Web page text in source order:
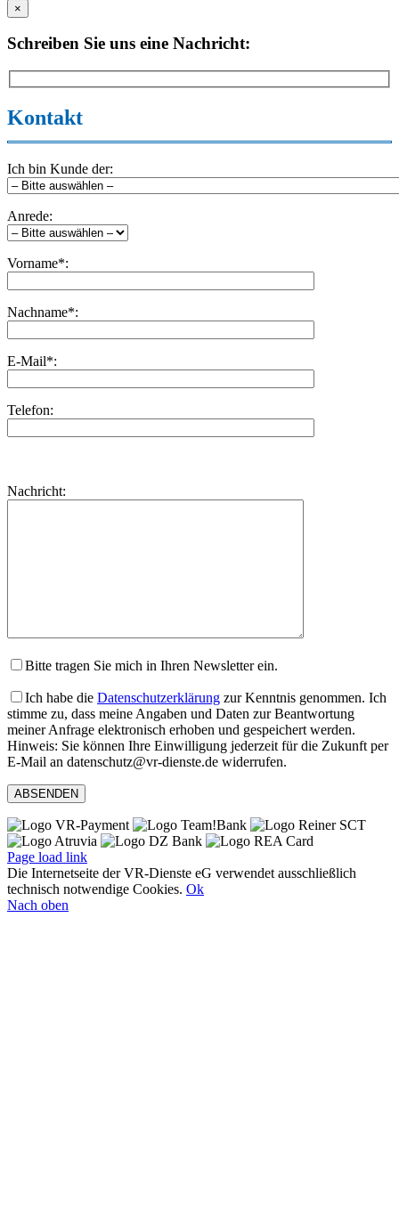
×
Schreiben Sie uns eine Nachricht:
Kontakt
Ich bin Kunde der:
Anrede:
Vorname*:
Nachname*:
E-Mail*:
Telefon:
dieses
lasse
Nachricht:
Bitte tragen Sie mich in Ihren Newsletter ein.
Ich habe die Datenschutzerklärung zur Kenntnis genommen. Ich
stimme zu, dass meine Angaben und Daten zur Beantwortung
meiner Anfrage elektronisch erhoben und gespeichert werden.
Hinweis: Sie können Ihre Einwilligung jederzeit für die Zukunft per
E-Mail an datenschutz@vr-dienste.de widerrufen.
Page load link
Die Internetseite der VR-Dienste eG verwendet ausschließlich
technisch notwendige Cookies. Ok
Nach oben